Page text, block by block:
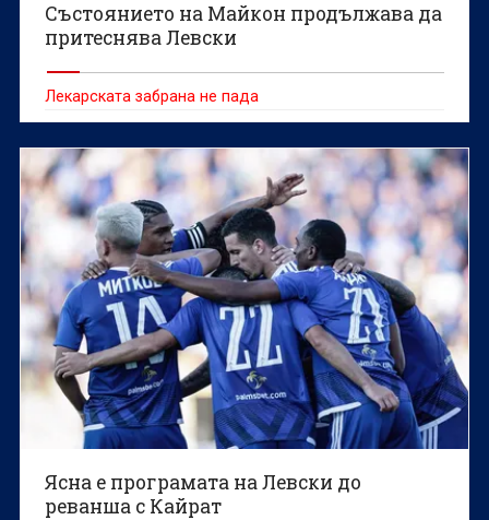
Състоянието на Майкон продължава да
притеснява Левски
Лекарската забрана не пада
Ясна е програмата на Левски до
реванша с Кайрат